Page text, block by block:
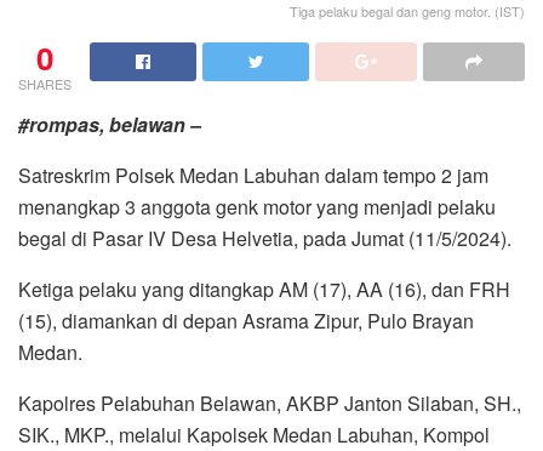
Tiga pelaku begal dan geng motor. (IST)
0
SHARES
#rompas, belawan –
Satreskrim Polsek Medan Labuhan dalam tempo 2 jam
menangkap 3 anggota genk motor yang menjadi pelaku
begal di Pasar IV Desa Helvetia, pada Jumat (11/5/2024).
Ketiga pelaku yang ditangkap AM (17), AA (16), dan FRH
(15), diamankan di depan Asrama Zipur, Pulo Brayan
Medan.
Kapolres Pelabuhan Belawan, AKBP Janton Silaban, SH.,
SIK., MKP., melalui Kapolsek Medan Labuhan, Kompol